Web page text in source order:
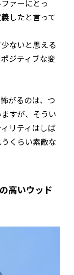
ァーにとっ
したと言って
ないと思える
ジティブな変
がるのは、つ
すが、そうい
リティはしば
くらい素敵な
高いウッド